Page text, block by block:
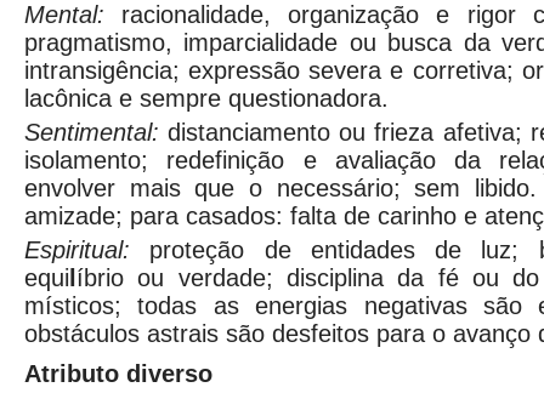
Mental: racionalidade, organização e rigor
pragmatismo, imparcialidade ou busca da
intransigência; expressão severa e corretiva;
lacônica e sempre questionadora.
Sentimental:distanciamento ou frieza afetiva;
isolamento; redefinição e avaliação da
envolver mais que o necessário; sem
amizade; para casados: falta de carinho e
Espiritual: proteção de entidades de luz;
equi íbrio ou verdade; disciplina da fé ou
místicos; todas as energias negativas são
obstáculos astrais são desfeitos para o avanço
Atributo diverso